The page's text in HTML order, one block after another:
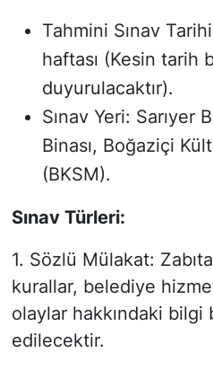
Tahmini Sınav
haftası (Kesin tarih
duyurulacaktır).
Sınav Yeri: Sarıyer
Binası, Boğaziçi
(BKSM).
Sınav Türleri:
1. Sözlü Mülakat:
kurallar, belediye
olaylar hakkındaki bilgi
edilecektir.